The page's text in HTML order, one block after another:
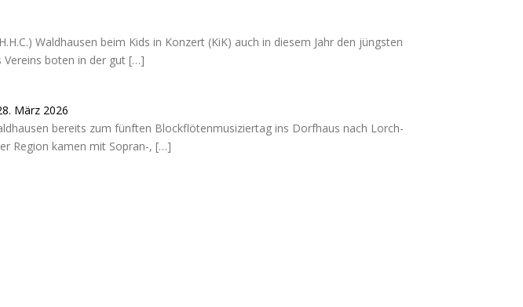
Waldhausen beim Kids in Konzert (KiK) auch in diesem Jahr den jüngsten
Vereins boten in der gut […]
März 2026
bereits zum fünften Blockflötenmusiziertag ins Dorfhaus nach Lorch-
Region kamen mit Sopran-, […]